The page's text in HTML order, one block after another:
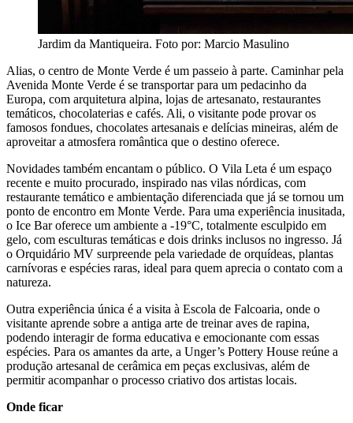
Jardim da Mantiqueira. Foto por: Marcio Masulino
Alias, o centro de Monte Verde é um passeio à parte. Caminhar pela
Avenida Monte Verde é se transportar para um pedacinho da
Europa, com arquitetura alpina, lojas de artesanato, restaurantes
temáticos, chocolaterias e cafés. Ali, o visitante pode provar os
famosos fondues, chocolates artesanais e delícias mineiras, além de
aproveitar a atmosfera romântica que o destino oferece.
Novidades também encantam o público. O Vila Leta é um espaço
recente e muito procurado, inspirado nas vilas nórdicas, com
restaurante temático e ambientação diferenciada que já se tornou um
ponto de encontro em Monte Verde. Para uma experiência inusitada,
o Ice Bar oferece um ambiente a -19°C, totalmente esculpido em
gelo, com esculturas temáticas e dois drinks inclusos no ingresso. Já
o Orquidário MV surpreende pela variedade de orquídeas, plantas
carnívoras e espécies raras, ideal para quem aprecia o contato com a
natureza.
Outra experiência única é a visita à Escola de Falcoaria, onde o
visitante aprende sobre a antiga arte de treinar aves de rapina,
podendo interagir de forma educativa e emocionante com essas
espécies. Para os amantes da arte, a Unger’s Pottery House reúne a
produção artesanal de cerâmica em peças exclusivas, além de
permitir acompanhar o processo criativo dos artistas locais.
Onde ficar